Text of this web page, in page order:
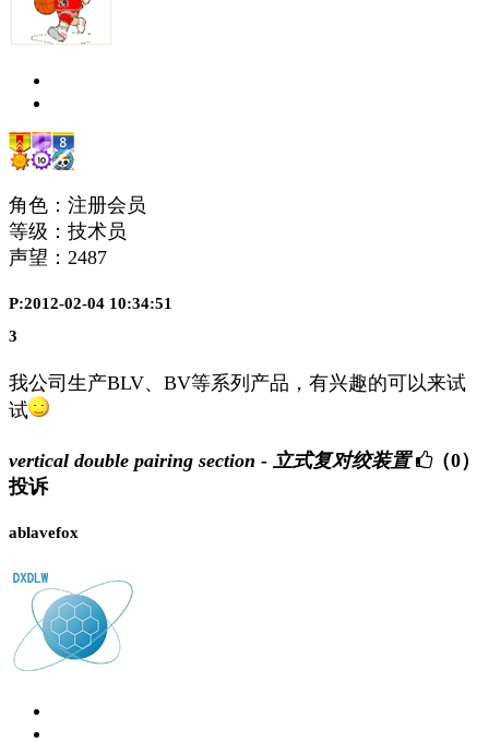
角色：注册会员
等级：技术员
声望： 2487
P:2012-02-04 10:34:51
3
我公司生产BLV、BV等系列产品，有兴趣的可以来试
试
vertical double pairing section - 立式复对绞装置
（0）
投诉
ablavefox